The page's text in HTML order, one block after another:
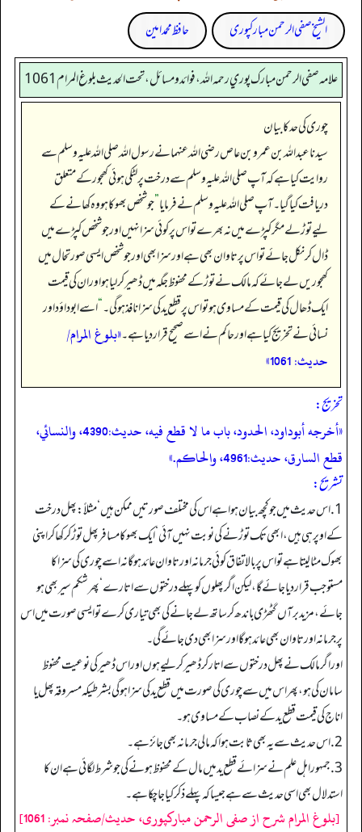
الشیخ صفی الرحمن مبارکپوری
حافظ محمد امین
علامه صفي الرحمن مبارك پوري رحمه الله، فوائد و مسائل، تحت الحديث بلوغ المرام 1061
چوری کی حد کا بیان
سیدنا عبداللہ بن عمرو بن عاص رضی اللہ عنہما نے رسول اللہ صلی اللہ علیہ وسلم سے
روایت کیا ہے کہ آپ صلی اللہ علیہ وسلم سے درخت پر لٹکی ہوئی کھجور کے متعلق
دریافت کیا گیا۔ آپ صلی اللہ علیہ وسلم نے فرمایا”جو شخص بھوکا ہو وہ کھانے کے
لیے توڑ لے مگر کپڑے میں نہ بھرے تو اس پر کوئی سزا نہیں اور جو شخص کپڑے میں
ڈال کر نکل جائے تو اس پر تاوان بھی ہے اور سزا بھی اور جو شخص ایسی صورتحال میں
کھجوریں لے جائے کہ مالک نے توڑ کے محفوظ جگہ میں ڈھیر کر لیا ہو اور ان کی قیمت
ایک ڈھال کی قیمت کے مساوی ہو تو اس پر قطع ید کی سزا نافذ ہو گی۔“اسے ابوداؤد اور
نسائی نے تخریج کیا ہے اور حاکم نے اسے صحیح قرار دیا ہے۔«بلوغ المرام/
حدیث: 1061»
تخریج:
«أخرجه أبوداود، الحدود، باب ما لا قطع فيه، حديث:4390، والنسائي،
قطع السارق، حديث:4961، والحاكم.»
تشریح:
1. اس حدیث میں جو کچھ بیان ہوا ہے اس کی مختلف صورتیں ممکن ہیں‘ مثلاً: پھل درخت
کے اوپر ہی ہیں، ابھی تک توڑنے کی نوبت نہیں آئی‘ ایک بھوکا مسافر پھل توڑ کر کھا کر اپنی
بھوک مٹا لیتا ہے تو اس پر بالاتفاق کوئی جرمانہ اور تاوان عائد ہوگا نہ اسے چوری کی سزا کا
مستوجب قرار دیا جائے گا، لیکن اگر پھلوں کو پہلے درختوں سے اتارے‘ پھر شکم سیر بھی ہو
جائے، مزید برآں گٹھڑی باندھ کر ساتھ لے جانے کی بھی تیاری کرے تو ایسی صورت میں اس
پر جرمانہ اور تاوان بھی عائد ہوگا اور سزا بھی دی جائے گی۔
اور اگر مالک نے پھل درختوں سے اتار کر ڈھیر کر لیے ہوں اور اس ڈھیر کی نوعیت محفوظ
سامان کی ہو، پھر اس میں سے چوری کی صورت میں قطع ید کی سزا ہوگی بشرطیکہ مسروقہ پھل یا
اناج کی قیمت قطع ید کے نصاب کے مساوی ہو۔
2.اس حدیث سے یہ بھی ثابت ہوا کہ مالی جرمانہ بھی جائز ہے۔
3. جمہور اہل علم نے سزائے قطع ید میں مال کے محفوظ ہونے کی جو شرط لگائی ہے ان کا
استدلال بھی اسی حدیث سے ہے جیسا کہ پہلے ذکر کیا جاچکا ہے۔
[بلوغ المرام شرح از صفی الرحمن مبارکپوری، حدیث/صفحہ نمبر: 1061]